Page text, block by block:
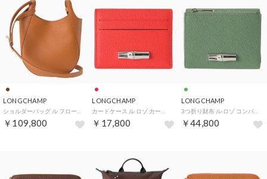
LONGCHAMP
￥109,800
LONGCHAMP
￥17,800
LONGCHAMP
3つ折り財布 ル ロゾ コンパクトウォレット 30049 HFP M16 （オリガン）
￥44,800